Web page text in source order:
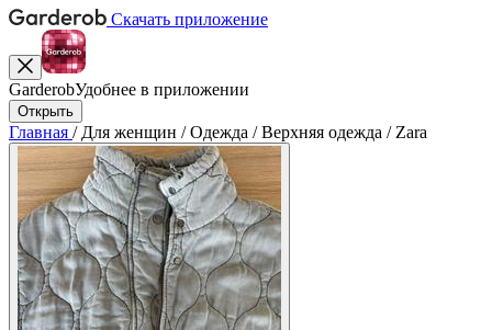
Скачать приложение
GarderobУдобнее в приложении
Открыть
Главная / Для женщин /Одежда /Верхняя одежда / Zara